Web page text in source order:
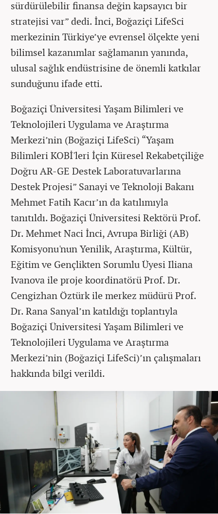
sürdürülebilir finansa değin kapsayıcı bir
stratejisi var” dedi. İnci, Boğaziçi LifeSci
merkezinin Türkiye’ye evrensel ölçekte yeni
bilimsel kazanımlar sağlamanın yanında,
ulusal sağlık endüstrisine de önemli katkılar
sunduğunu ifade etti.
Boğaziçi Üniversitesi Yaşam Bilimleri ve
Teknolojileri Uygulama ve Araştırma
Merkezi’nin (Boğaziçi LifeSci) “Yaşam
Bilimleri KOBİ'leri İçin Küresel Rekabetçiliğe
Doğru AR-GE Destek Laboratuvarlarına
Destek Projesi” Sanayi ve Teknoloji Bakanı
Mehmet Fatih Kacır’ın da katılımıyla
tanıtıldı. Boğaziçi Üniversitesi Rektörü Prof.
Dr. Mehmet Naci İnci, Avrupa Birliği (AB)
Komisyonu'nun Yenilik, Araştırma, Kültür,
Eğitim ve Gençlikten Sorumlu Üyesi Iliana
Ivanova ile proje koordinatörü Prof. Dr.
Cengizhan Öztürk ile merkez müdürü Prof.
Dr. Rana Sanyal’ın katıldığı toplantıyla
Boğaziçi Üniversitesi Yaşam Bilimleri ve
Teknolojileri Uygulama ve Araştırma
Merkezi’nin (Boğaziçi LifeSci)’ın çalışmaları
hakkında bilgi verildi.